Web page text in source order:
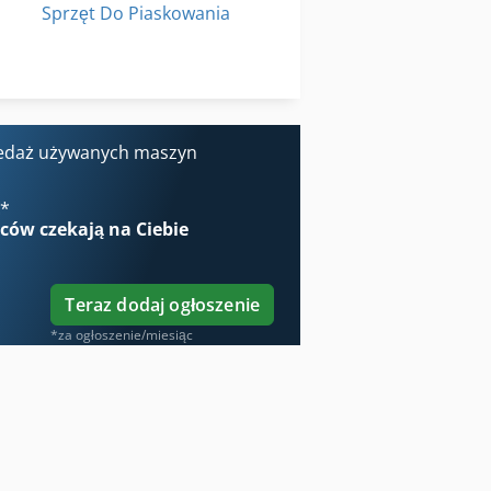
Sprzęt Do Piaskowania
używanych maszyn
*
czekają na Ciebie
Teraz dodaj ogłoszenie
*za ogłoszenie/miesiąc